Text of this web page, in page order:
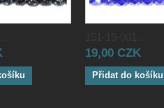
19,00 CZK
Přidat do košíku